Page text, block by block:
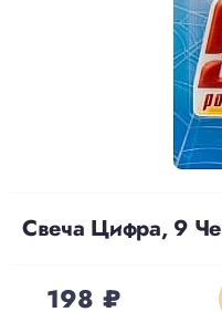
О нас
Отзывы
Свеча Цифра, 9
198₽